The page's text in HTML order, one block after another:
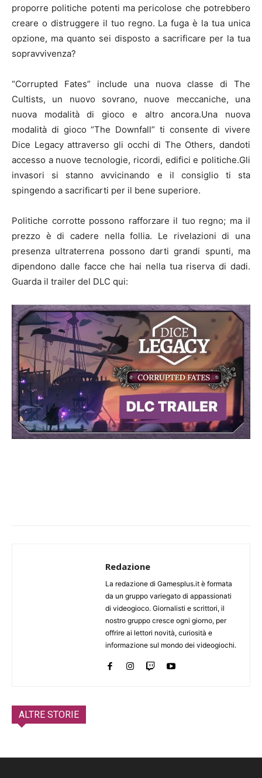
proporre politiche potenti ma pericolose che potrebbero
creare o distruggere il tuo regno. La fuga è la tua unica
opzione, ma quanto sei disposto a sacrificare per la tua
sopravvivenza?
“Corrupted Fates” include una nuova classe di The
Cultists, un nuovo sovrano, nuove meccaniche, una
nuova modalità di gioco e altro ancora.Una nuova
modalità di gioco “The Downfall” ti consente di vivere
Dice Legacy attraverso gli occhi di The Others, dandoti
accesso a nuove tecnologie, ricordi, edifici e politiche.Gli
invasori si stanno avvicinando e il consiglio ti sta
spingendo a sacrificarti per il bene superiore.
Politiche corrotte possono rafforzare il tuo regno; ma il
prezzo è di cadere nella follia. Le rivelazioni di una
presenza ultraterrena possono darti grandi spunti, ma
dipendono dalle facce che hai nella tua riserva di dadi.
Guarda il trailer del DLC qui:
Redazione
La redazione di Gamesplus.it è formata
da un gruppo variegato di appassionati
di videogioco. Giornalisti e scrittori, il
nostro gruppo cresce ogni giorno, per
offrire ai lettori novità, curiosità e
informazione sul mondo dei videogiochi.
ALTRE STORIE